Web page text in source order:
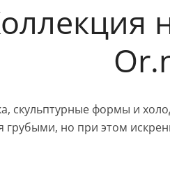
скульптурные формы и
грубыми, но при этом